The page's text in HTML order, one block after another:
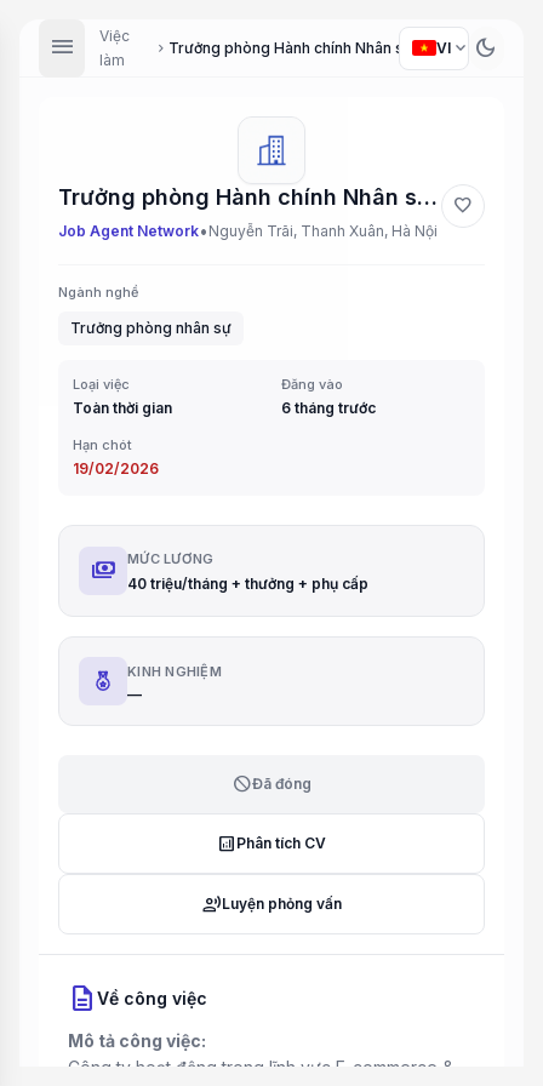
menu
Việc
làm
chevron_right Trưởng phòng Hành chính Nhân sự (HRM)VI expand_more dark_mode
Trưởng phòng Hành chính Nhân sự (HRM)
Job Agent Network• Nguyễn Trãi, Thanh Xuân, Hà Nội
favorite
Ngành nghề
Trưởng phòng nhân sự
Loại việc
Toàn thời gian
Đăng vào
6 tháng trước
Hạn chót
19/02/2026
payments MỨC LƯƠNG
40 triệu/tháng + thưởng + phụ cấp
KINH NGHIỆM
—
blockĐã đóng
analytics Phân tích CV
record_voice_overLuyện phỏng vấn
description Về công việc
Mô tả công việc:
Công ty hoạt động trong lĩnh vực E-commerce &